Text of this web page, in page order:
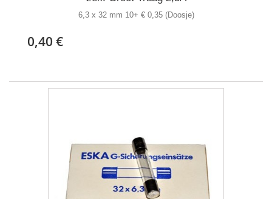
6,3 x 32 mm 10+ € 0,35 (Doosje)
0,40 €